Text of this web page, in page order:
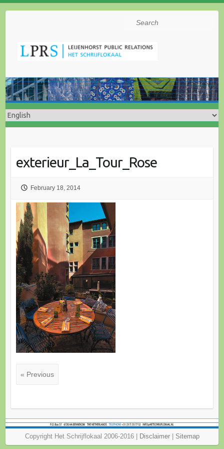
Search
exterieur_La_Tour_Rose
February 18, 2014
« Previous
Copyright Het Schrijflokaal 2006-2016 | Disclaimer| Sitemap